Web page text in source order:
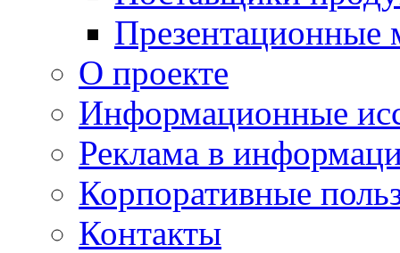
Презентационные
О проекте
Информационные
Реклама в
Корпоративные
Контакты